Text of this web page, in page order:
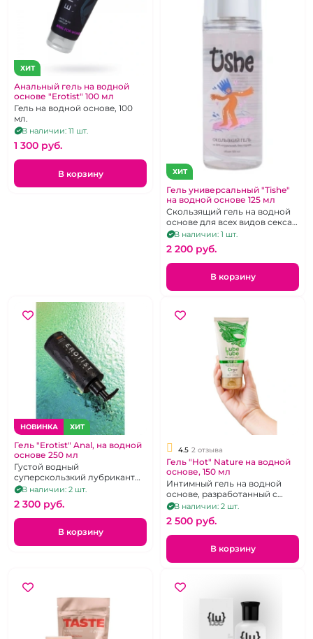
ХИТ
Анальный гель на водной
основе "Erotist" 100 мл
Гель на водной основе, 100
мл.
В наличии: 11 шт.
1 300 pуб.
В корзину ХИТ
Гель универсальный "Tishe"
на водной основе 125 мл
Скользящий гель на водной
основе для всех видов секса.
Объем 125 мл
В наличии: 1 шт.
2 200 pуб.
В корзину
НОВИНКА ХИТ
Гель "Erotist" Anal, на водной
основе 250 мл
Густой водный
суперскользкий лубрикант
для анального удовольствия
в увеличенном объеме
В наличии: 2 шт.
2 300 pуб.
В корзину
4.5 2 отзыва
Гель "Hot" Nature на водной
основе, 150 мл
Интимный гель на водной
основе, разработанный с
помощью натуральных
компонентов
В наличии: 2 шт.
2 500 pуб.
В корзину